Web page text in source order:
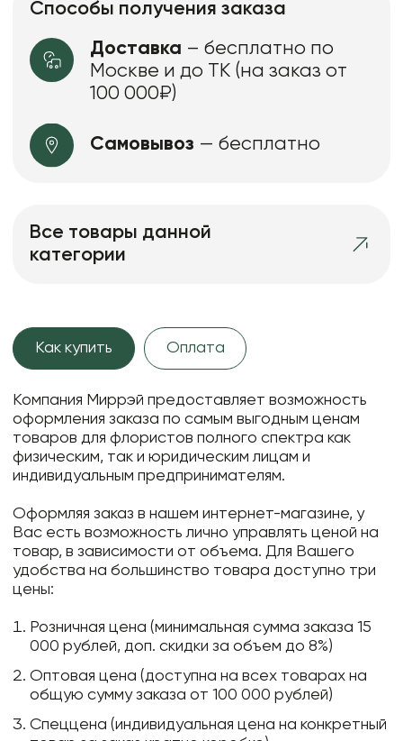
Способы получения заказа
Доставка – бесплатно по
Москве и до ТК (на заказ от
100 000₽)
Самовывоз — бесплатно
Все товары данной
категории
Как купить Оплата
Компания Миррэй предоставляет возможность
оформления заказа по самым выгодным ценам
товаров для флористов полного спектра как
физическим, так и юридическим лицам и
индивидуальным предпринимателям.
Оформляя заказ в нашем интернет-магазине, у
Вас есть возможность лично управлять ценой на
товар, в зависимости от объема. Для Вашего
удобства на большинство товара доступно три
цены:
Розничная цена (минимальная сумма заказа 15
000 рублей, доп. скидки за объем до 8%)
Оптовая цена (доступна на всех товарах на
общую сумму заказа от 100 000 рублей)
Спеццена (индивидуальная цена на конкретный